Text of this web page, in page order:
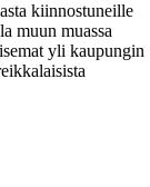
kiinnostuneille
muun muassa
yli kaupungin